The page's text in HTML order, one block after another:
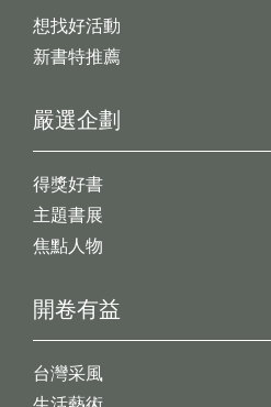
想找好活動
新書特推薦
開卷有益
台灣采風
嚴選企劃
得獎好書
主題書展
焦點人物